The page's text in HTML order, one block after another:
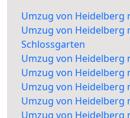
Umzug von Heidelberg
Umzug von Heidelberg
Schlossgarten
Umzug von Heidelberg
Umzug von Heidelberg
Umzug von Heidelberg
Umzug von Heidelberg
Umzug von Heidelberg